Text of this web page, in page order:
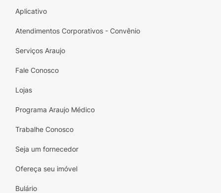
Aplicativo
Atendimentos Corporativos - Convênio
Serviços Araujo
Fale Conosco
Lojas
Programa Araujo Médico
Trabalhe Conosco
Seja um fornecedor
Ofereça seu imóvel
Bulário